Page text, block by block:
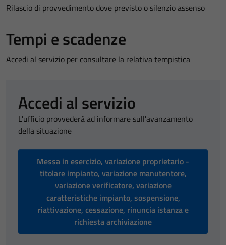
Rilascio di provvedimento dove previsto o silenzio assenso
Tempi e scadenze
Accedi al servizio per consultare la relativa tempistica
Accedi al servizio
L'ufficio provvederà ad informare sull'avanzamento
della situazione
Messa in esercizio, variazione proprietario -
titolare impianto, variazione manutentore,
variazione verificatore, variazione
caratteristiche impianto, sospensione,
riattivazione, cessazione, rinuncia istanza e
richiesta archiviazione